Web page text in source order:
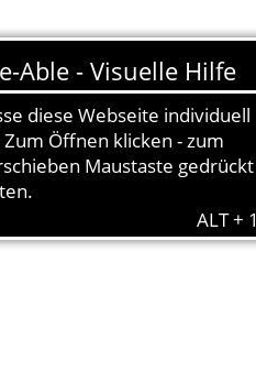
glanz, Silber matt, Rot glanz, Rot